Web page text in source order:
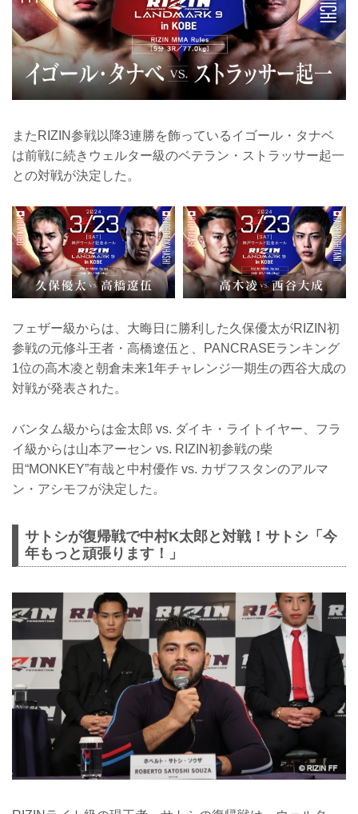
またRIZIN参戦以降3連勝を飾っているイゴール・タナベ
は前戦に続きウェルター級のベテラン・ストラッサー起一
との対戦が決定した。
フェザー級からは、大晦日に勝利した久保優太がRIZIN初
参戦の元修斗王者・高橋遼伍と、PANCRASEランキング
1位の高木凌と朝倉未来1年チャレンジ一期生の西谷大成の
対戦が発表された。
バンタム級からは金太郎 vs. ダイキ・ライトイヤー、フラ
イ級からは山本アーセン vs. RIZIN初参戦の柴
田“MONKEY”有哉と中村優作 vs. カザフスタンのアルマ
ン・アシモフが決定した。
サトシが復帰戦で中村K太郎と対戦！サトシ「今
年もっと頑張ります！」